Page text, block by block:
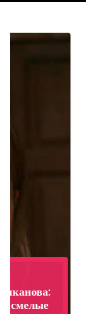
ЗНАМЕНИТОСТИ
Джозефина
Альп в